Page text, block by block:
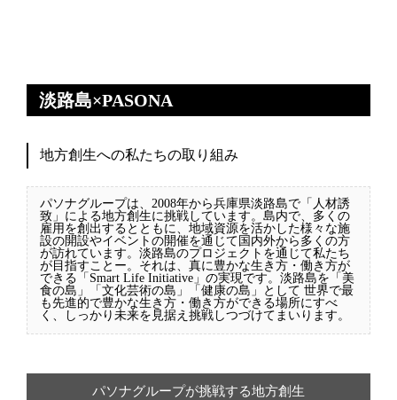
淡路島×PASONA
地方創生への私たちの取り組み
パソナグループは、2008年から兵庫県淡路島で「人材誘
致」による地方創生に挑戦しています。島内で、多くの
雇用を創出するとともに、地域資源を活かした様々な施
設の開設やイベントの開催を通じて国内外から多くの方
が訪れています。淡路島のプロジェクトを通じて私たち
が目指すことー。それは、真に豊かな生き方・働き方が
できる「Smart Life Initiative」の実現です。淡路島を「美
食の島」「文化芸術の島」「健康の島」として 世界で最
も先進的で豊かな生き方・働き方ができる場所にすべ
く、しっかり未来を見据え挑戦しつづけてまいります。
パソナグループが挑戦する地方創生